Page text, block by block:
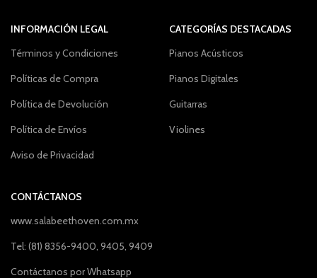
INFORMACIÓN LEGAL
Términos y Condiciones
Políticas de Compra
Política de Devolución
Política de Envíos
Aviso de Privacidad
CATEGORÍAS DESTACADAS
Pianos Acústicos
Pianos Digitales
Guitarras
Violines
CONTÁCTANOS
www.salabeethoven.com.mx
Tel: (81) 8356-9400, 9405, 9409
Contáctanos por Whatsapp